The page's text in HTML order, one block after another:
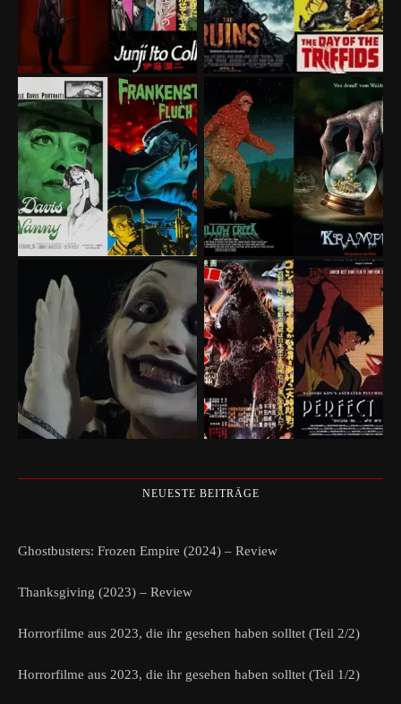
NEUESTE BEITRÄGE
Ghostbusters: Frozen Empire (2024) – Review
Thanksgiving (2023) – Review
Horrorfilme aus 2023, die ihr gesehen haben solltet (Teil 2/2)
Horrorfilme aus 2023, die ihr gesehen haben solltet (Teil 1/2)